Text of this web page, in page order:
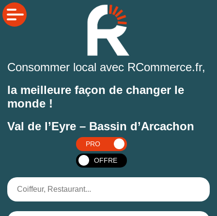
Consommer local avec RCommerce.fr,
la meilleure façon de changer le
monde !
Val de l’Eyre – Bassin d’Arcachon
PRO
OFFRE